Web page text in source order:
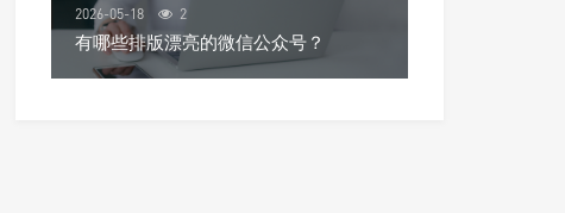
2026-05-18 2
有哪些排版漂亮的微信公众号？